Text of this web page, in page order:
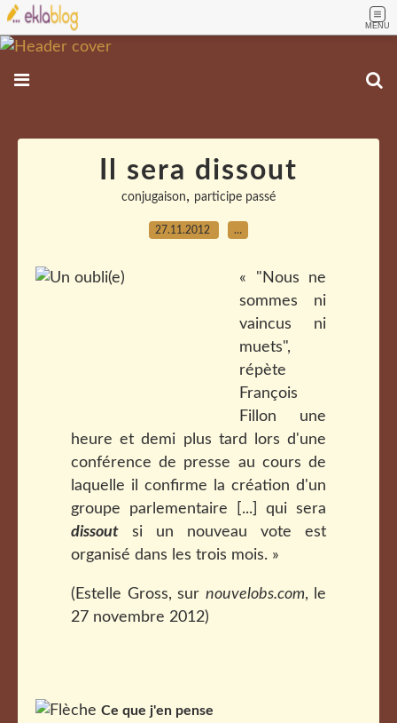
MENU
Il sera dissout
conjugaison, participe passé
27.11.2012 …
« "Nous ne
sommes ni
vaincus ni
muets",
répète
François
Fillon une
heure et demi plus tard lors d'une
conférence de presse au cours de
laquelle il confirme la création d'un
groupe parlementaire [...] qui sera
dissout si un nouveau vote est
organisé dans les trois mois. »
(Estelle Gross, sur nouvelobs.com, le
27 novembre 2012)
Ce que j'en pense